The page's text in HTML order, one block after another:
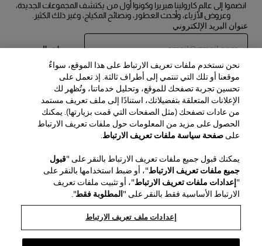
انضموا إلى عالم كارولينا هيريرا وكونوا أول من يكتشف المجموعات الجديدة،
وعروض الأزياء، وأحدث العطور، ونصائح المكياج، وغير ذلك الكثير.
عنوان البريد الإلكتروني
إرسال
المنطقة / اللغة
خدمة العملاء
العثور على متجر
اتصل بنا
الشحن والإرجاع للجمال
الشحن والإرجاع للأزياء
الأسئلة الشائعة
خدمة تغليف الهدايا
مركز التفضيلات
نبذة عن الدار
House of Herrera
الوظائف
(يفتح في نافذة جديدة)
chcarolinaherrera.com
(يفتح في نافذة جديدة)
الشؤون القانونية وملفات تعريف الارتباط
الشروط والأحكام
شروط وأحكام البيع الخاصة بالجمال
نحن نستخدم ملفات تعريف الارتباط على هذا الموقع، سواءٌ
موقعنا أو تلك التي تنتمي إلى أطراف ثالثة. إذ تعمل على
تحسين تجربة تصفحك للموقع، وتحليل خدماتنا، وتُظهر لك
الإعلانات المتعلقة بتفضيلاتك، استنادًا إلى ملف تعريف مستمد
من عادات تصفحك (مثل الصفحات التي قمت بزيارتها). يمكنك
الحصول على مزيد من المعلومات حول ملفات تعريف الارتباط
علىصفحة سياسة ملفات تعريف الارتباط.
يمكنك قبول جميع ملفات تعريف الارتباط بالنقر على "قبول
جميع ملفات تعريف الارتباط"، أو ضبط استخدامها بالنقر على
" إعدادات ملفات تعريف الارتباط"، أو تثبيت ملفات تعريف
الارتباط الأساسية فقط بالنقر على " المطلوبة فقط".
إعدادات ملف تعريف الارتباط